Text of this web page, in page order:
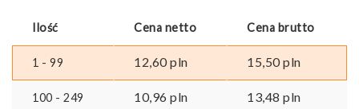
Ilość Cena netto Cena brutto
1 - 99 12,60pln 15,50pln
100 - 249 10,96 pln 13,48 pln